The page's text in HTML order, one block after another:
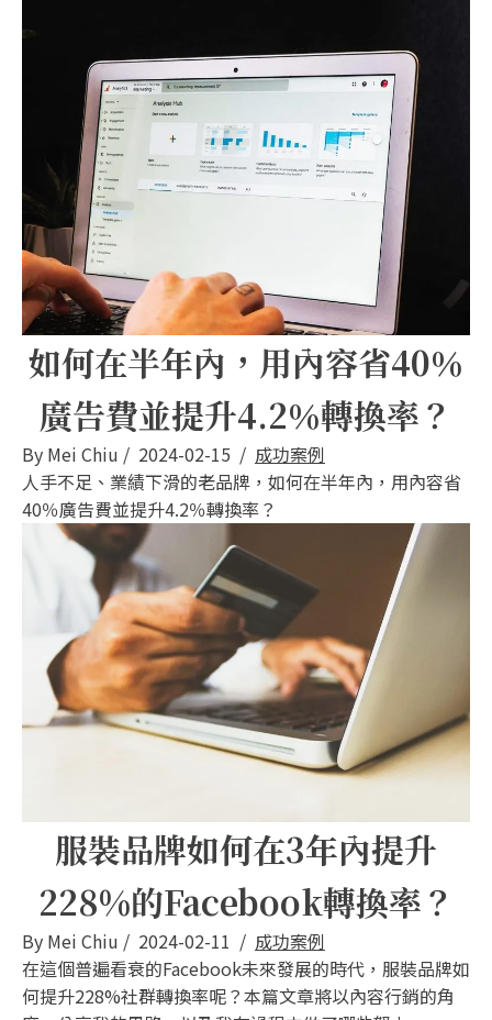
如何在半年內，用內容省40％
廣告費並提升4.2％轉換率？
By Mei Chiu / 2024-02-15 / 成功案例
人手不足、業績下滑的老品牌，如何在半年內，用內容省
40％廣告費並提升4.2％轉換率？
服裝品牌如何在3年內提升
228%的Facebook轉換率？
By Mei Chiu / 2024-02-11 / 成功案例
在這個普遍看衰的Facebook未來發展的時代，服裝品牌如
何提升228%社群轉換率呢？本篇文章將以內容行銷的角